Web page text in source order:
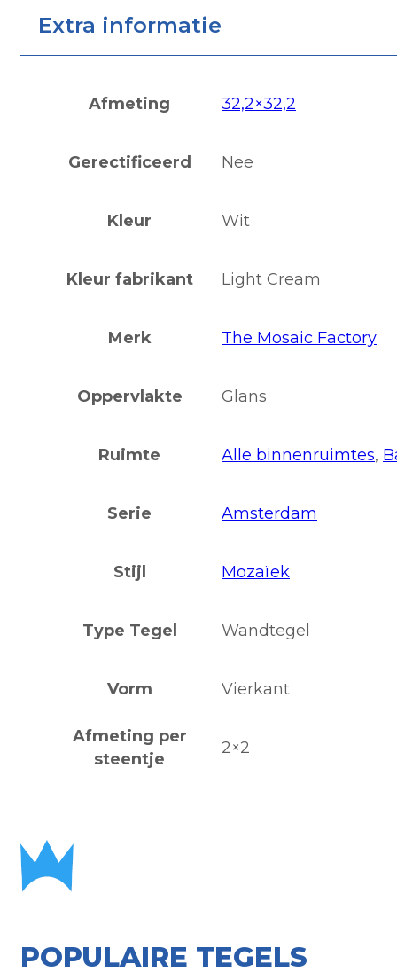
Extra informatie
Afmeting 32,2×32,2
Gerectificeerd Nee
Kleur Wit
Kleur fabrikant Light Cream
Merk The Mosaic Factory
Oppervlakte Glans
Ruimte Alle binnenruimtes,
Serie Amsterdam
Stijl Mozaïek
Type Tegel Wandtegel
Vorm Vierkant
Afmeting per
steentje
2×2
POPULAIRE TEGELS